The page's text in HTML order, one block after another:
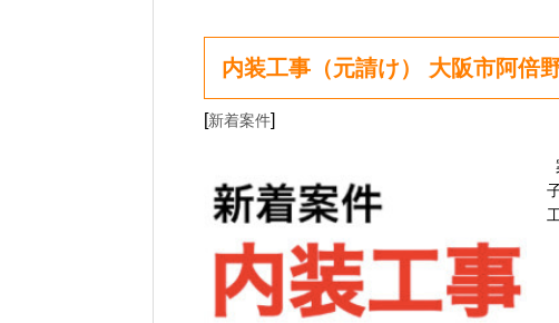
内装工事（元請け） 大阪市阿倍
[新着案件]